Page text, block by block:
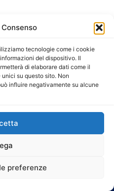
tecnologie come i cookie
del dispositivo. Il
di elaborare dati come il
su questo sito. Non
influire negativamente su alcune
preferenze
aggiornata e